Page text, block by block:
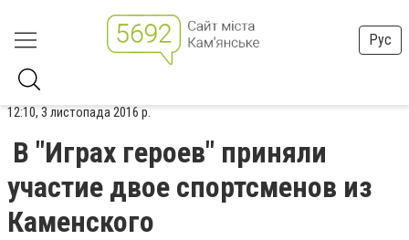
Рус
12:10, 3 листопада 2016 р.
В "Играх героев" приняли
участие двое спортсменов из
Каменского